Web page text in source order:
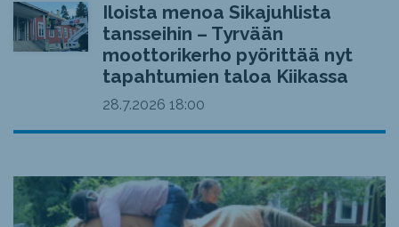
Iloista menoa Sikajuhlista
tansseihin – Tyrvään
moottorikerho pyörittää nyt
tapahtumien taloa Kiikassa
28.7.2026 18:00